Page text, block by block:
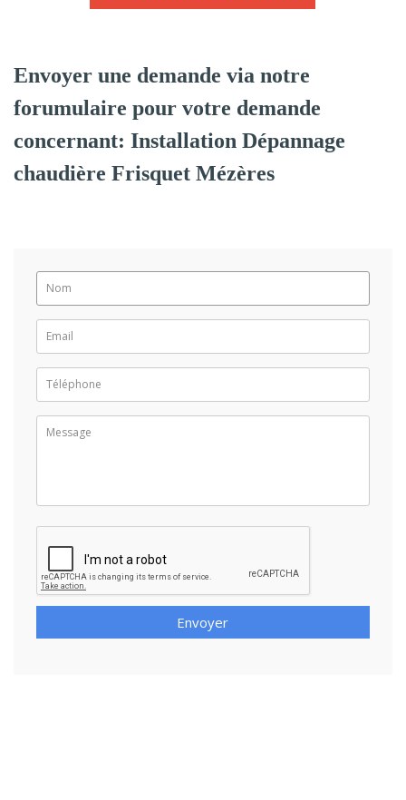
Envoyer une demande via notre
forumulaire pour votre demande
concernant: Installation Dépannage
chaudière Frisquet Mézères
Envoyer